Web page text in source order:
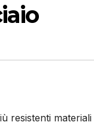
resistenti